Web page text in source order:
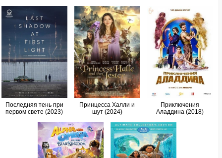
Последняя тень при
первом свете (2023)
Принцесса Халли и
шут (2024)
Приключения
Аладдина (2018)